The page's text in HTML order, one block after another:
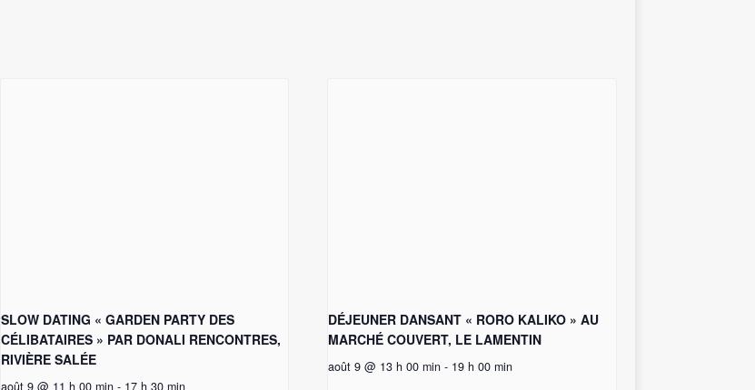
SLOW DATING « GARDEN PARTY DES
CÉLIBATAIRES » PAR DONALI RENCONTRES,
RIVIÈRE SALÉE
août 9 @ 11 h 00 min - 17 h 30 min
DÉJEUNER DANSANT « RORO KALIKO » AU
MARCHÉ COUVERT, LE LAMENTIN
août 9 @ 13 h 00 min - 19 h 00 min